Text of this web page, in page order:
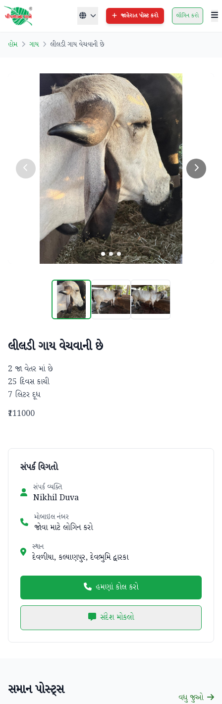
જાહેરાત પોસ્ટ કરો લૉગિન કરો
હોમ ગાય લીલડી ગાય વેચવાની છે
લીલડી ગાય વેચવાની છે
2 જા વેતર માં છે
25 દિવસ કાચી
7 લિટર દૂધ
₹111000
સંપર્ક વિગતો
સંપર્ક વ્યક્તિ
Nikhil Duva
મોબાઇલ નંબર
જોવા માટે લોગિન કરો
સ્થાન
દેવળીયા, કલ્યાણપુર, દેવભુમિ દ્વારકા
હમણાં કોલ કરો
સંદેશ મોકલો
સમાન પોસ્ટ્સ વધુ જુઓ